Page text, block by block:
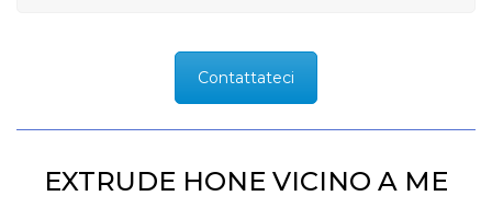
Contattateci
EXTRUDE HONE VICINO A ME